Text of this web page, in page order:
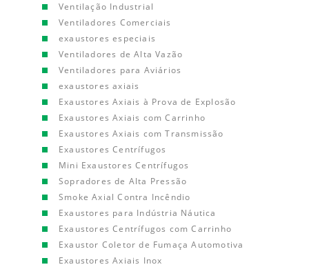
Ventilação Industrial
Ventiladores Comerciais
exaustores especiais
Ventiladores de Alta Vazão
Ventiladores para Aviários
exaustores axiais
Exaustores Axiais à Prova de Explosão
Exaustores Axiais com Carrinho
Exaustores Axiais com Transmissão
Exaustores Centrífugos
Mini Exaustores Centrífugos
Sopradores de Alta Pressão
Smoke Axial Contra Incêndio
Exaustores para Indústria Náutica
Exaustores Centrífugos com Carrinho
Exaustor Coletor de Fumaça Automotiva
Exaustores Axiais Inox